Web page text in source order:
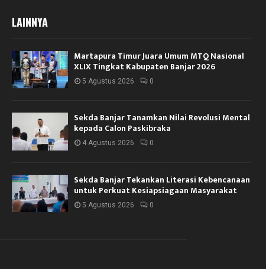
LAINNYA
Martapura Timur Juara Umum MTQ Nasional
XLIX Tingkat Kabupaten Banjar 2026
5 Agustus 2026 0
Sekda Banjar Tanamkan Nilai Revolusi Mental
kepada Calon Paskibraka
4 Agustus 2026 0
Sekda Banjar Tekankan Literasi Kebencanaan
untuk Perkuat Kesiapsiagaan Masyarakat
5 Agustus 2026 0